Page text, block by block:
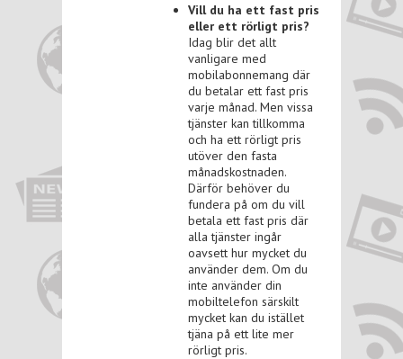
Vill du ha ett fast pris
eller ett rörligt pris?
Idag blir det allt
vanligare med
mobilabonnemang där
du betalar ett fast pris
varje månad. Men vissa
tjänster kan tillkomma
och ha ett rörligt pris
utöver den fasta
månadskostnaden.
Därför behöver du
fundera på om du vill
betala ett fast pris där
alla tjänster ingår
oavsett hur mycket du
använder dem. Om du
inte använder din
mobiltelefon särskilt
mycket kan du istället
tjäna på ett lite mer
rörligt pris.